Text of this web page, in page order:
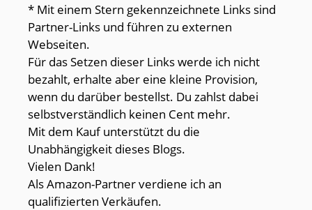
* Mit einem Stern gekennzeichnete Links sind
Partner-Links und führen zu externen
Webseiten.
Für das Setzen dieser Links werde ich nicht
bezahlt, erhalte aber eine kleine Provision,
wenn du darüber bestellst. Du zahlst dabei
selbstverständlich keinen Cent mehr.
Mit dem Kauf unterstützt du die
Unabhängigkeit dieses Blogs.
Vielen Dank!
Als Amazon-Partner verdiene ich an
qualifizierten Verkäufen.